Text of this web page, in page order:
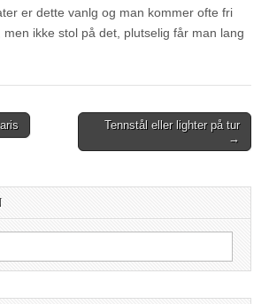
er dette vanlg og man kommer ofte fri
ikke stol på det, plutselig får man lang
Tennstål eller lighter på tur
→